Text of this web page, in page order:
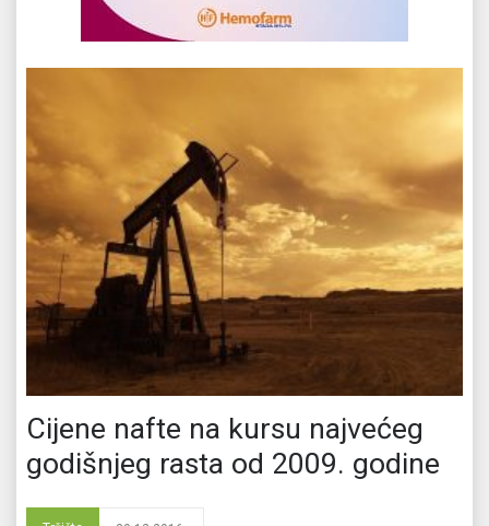
Cijene nafte na kursu najvećeg
godišnjeg rasta od 2009. godine